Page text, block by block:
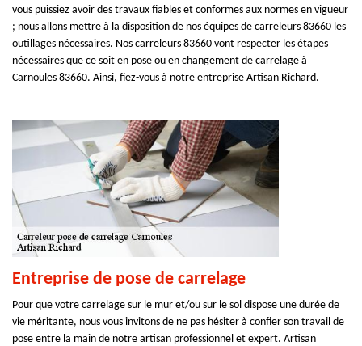
vous puissiez avoir des travaux fiables et conformes aux normes en vigueur
; nous allons mettre à la disposition de nos équipes de carreleurs 83660 les
outillages nécessaires. Nos carreleurs 83660 vont respecter les étapes
nécessaires que ce soit en pose ou en changement de carrelage à
Carnoules 83660. Ainsi, fiez-vous à notre entreprise Artisan Richard.
Entreprise de pose de carrelage
Pour que votre carrelage sur le mur et/ou sur le sol dispose une durée de
vie méritante, nous vous invitons de ne pas hésiter à confier son travail de
pose entre la main de notre artisan professionnel et expert. Artisan